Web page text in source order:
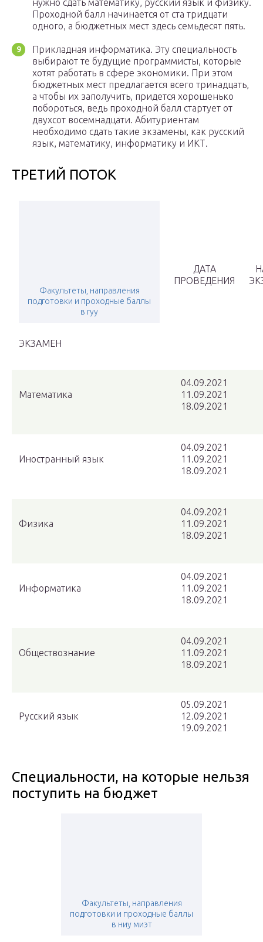
нужно сдать математику, русский язык и физику.
Проходной балл начинается от ста тридцати
одного, а бюджетных мест здесь семьдесят пять.
Прикладная информатика. Эту специальность
выбирают те будущие программисты, которые
хотят работать в сфере экономики. При этом
бюджетных мест предлагается всего тринадцать,
а чтобы их заполучить, придется хорошенько
побороться, ведь проходной балл стартует от
двухсот восемнадцати. Абитуриентам
необходимо сдать такие экзамены, как русский
язык, математику, информатику и ИКТ.
ТРЕТИЙ ПОТОК
Факультеты, направления
подготовки и проходные баллы
в гуу
ЭКЗАМЕН
ДАТА
ПРОВЕДЕНИЯ
Математика
04.09.2021
11.09.2021
18.09.2021
Иностранный язык
04.09.2021
11.09.2021
18.09.2021
Физика
04.09.2021
11.09.2021
18.09.2021
Информатика
04.09.2021
11.09.2021
18.09.2021
Обществознание
04.09.2021
11.09.2021
18.09.2021
Русский язык
05.09.2021
12.09.2021
19.09.2021
Специальности, на которые нельзя
поступить на бюджет
Факультеты, направления
подготовки и проходные баллы
в ниу миэт